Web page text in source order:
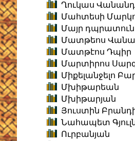
Ղուկաս
Մահտեսի
Մայր դպրատուն
Մատթեոս
Մատթէոս Դպիր
Մարտիրոս
Միքելանջելո
Մխիթարեան
Մխիթարյան
Յուստին
Նահապետ
Ուրբանյան